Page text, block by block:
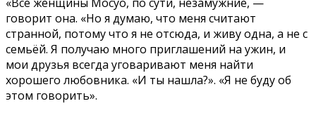
говорит она. «Но я думаю, что меня считают
странной, потому что я не отсюда, и живу одна, а не с
семьёй. Я получаю много приглашений на ужин, и
мои друзья всегда уговаривают меня найти
хорошего любовника. «И ты нашла?». «Я не буду об
этом говорить».